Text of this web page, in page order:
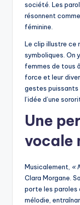
société. Les
résonnent
féminine.
Le clip illustre ce
symboliques. On
femmes de tous
force et leur
gestes puissants
l’idée d’une
Une
vocale
Musicalement, «
Clara Morgane.
porte les paroles
mélodie,